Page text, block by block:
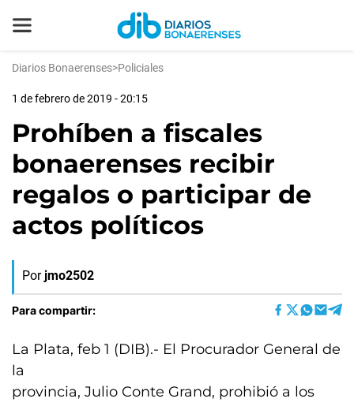
Diarios Bonaerenses>Policiales
1 de febrero de 2019 - 20:15
Prohíben a fiscales
bonaerenses recibir
regalos o participar de
actos políticos
Por jmo2502
Para compartir:
La Plata, feb 1 (DIB).- El Procurador General de
la
provincia, Julio Conte Grand, prohibió a los